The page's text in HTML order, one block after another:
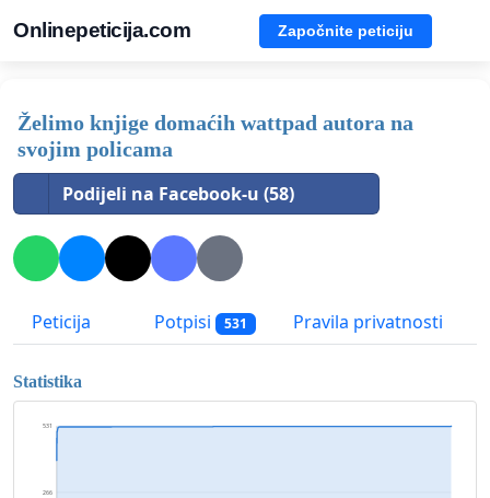
Onlinepeticija.com Započnite peticiju
Želimo knjige domaćih wattpad autora na
svojim policama
Podijeli na Facebook-u (58)
Peticija Potpisi 531 Pravila privatnosti
Statistika
266
531